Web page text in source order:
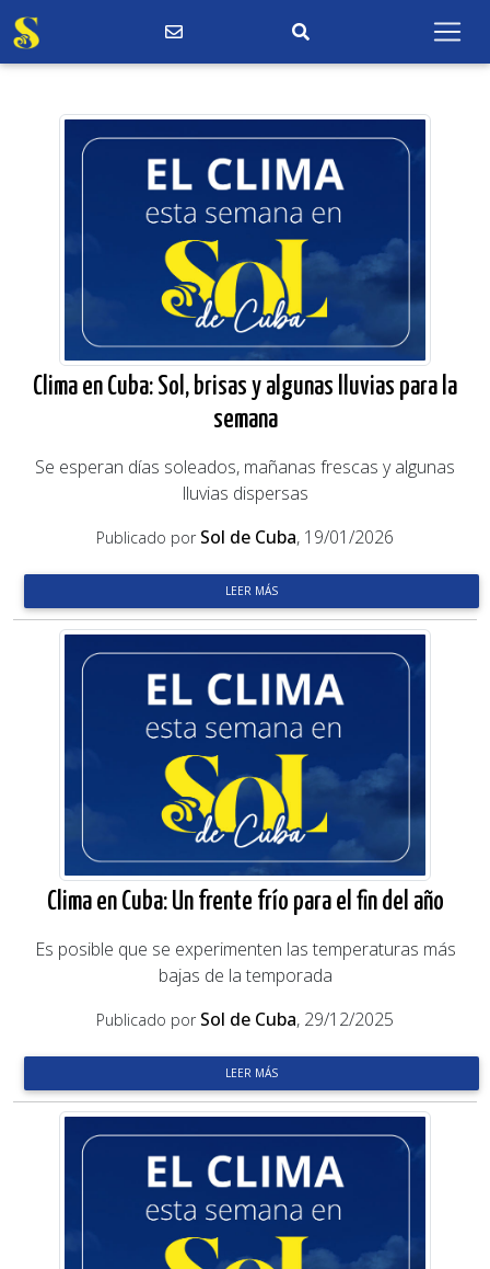
Clima en Cuba: Sol, brisas y algunas lluvias para la
semana
Se esperan días soleados, mañanas frescas y algunas
lluvias dispersas
Publicado por Sol de Cuba, 19/01/2026
LEER MÁS
Clima en Cuba: Un frente frío para el fin del año
Es posible que se experimenten las temperaturas más
bajas de la temporada
Publicado por Sol de Cuba, 29/12/2025
LEER MÁS